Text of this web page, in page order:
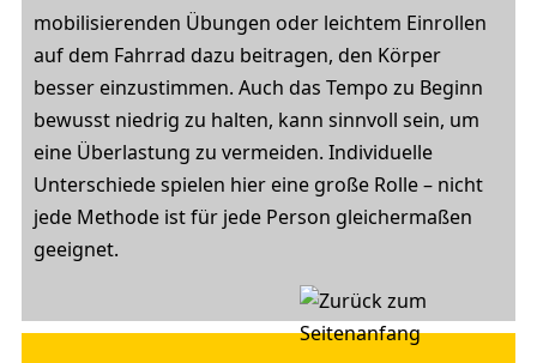
mobilisierenden Übungen oder leichtem Einrollen
auf dem Fahrrad dazu beitragen, den Körper
besser einzustimmen. Auch das Tempo zu Beginn
bewusst niedrig zu halten, kann sinnvoll sein, um
eine Überlastung zu vermeiden. Individuelle
Unterschiede spielen hier eine große Rolle – nicht
jede Methode ist für jede Person gleichermaßen
geeignet.